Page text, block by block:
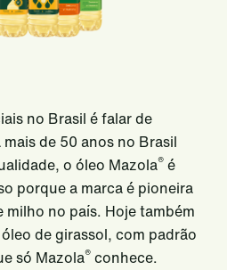
no Brasil é falar de
de 50 anos no Brasil
o óleo Mazola® é
porque a marca é pioneira
no país. Hoje também
de girassol, com padrão
só Mazola® conhece.